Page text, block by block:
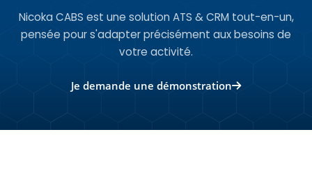
Nicoka CABS est une solution ATS & CRM tout-en-un,
pensée pour s'adapter précisément aux besoins de
votre activité.
Je demande une démonstration